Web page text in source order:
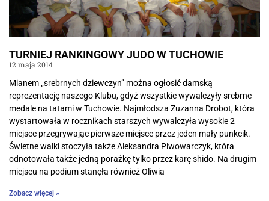
TURNIEJ RANKINGOWY JUDO W TUCHOWIE
12 maja 2014
Mianem „srebrnych dziewczyn” można ogłosić damską
reprezentację naszego Klubu, gdyż wszystkie wywalczyły srebrne
medale na tatami w Tuchowie. Najmłodsza Zuzanna Drobot, która
wystartowała w rocznikach starszych wywalczyła wysokie 2
miejsce przegrywając pierwsze miejsce przez jeden mały punkcik.
Świetne walki stoczyła także Aleksandra Piwowarczyk, która
odnotowała także jedną porażkę tylko przez karę shido. Na drugim
miejscu na podium stanęła również Oliwia
Zobacz więcej »